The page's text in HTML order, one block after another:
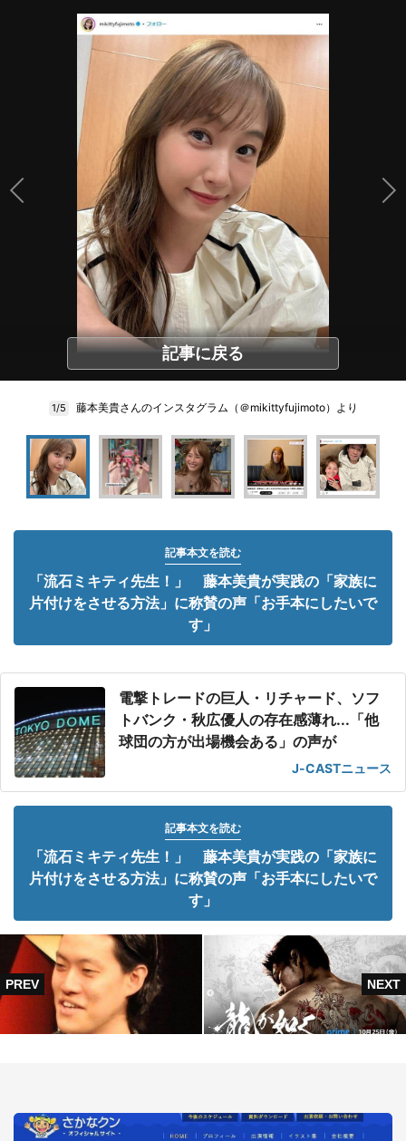
記事に戻る
1/5 藤本美貴さんのインスタグラム（＠mikittyfujimoto）より
記事本文を読む
「流石ミキティ先生！」 藤本美貴が実践の「家族に
片付けをさせる方法」に称賛の声「お手本にしたいで
す」
電撃トレードの巨人・リチャード、ソフ
トバンク・秋広優人の存在感薄れ...「他
球団の方が出場機会ある」の声が
J-CASTニュース
記事本文を読む
「流石ミキティ先生！」 藤本美貴が実践の「家族に
片付けをさせる方法」に称賛の声「お手本にしたいで
す」